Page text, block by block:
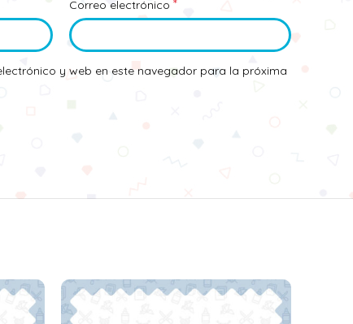
Correo electrónico *
y web en este navegador para la próxima